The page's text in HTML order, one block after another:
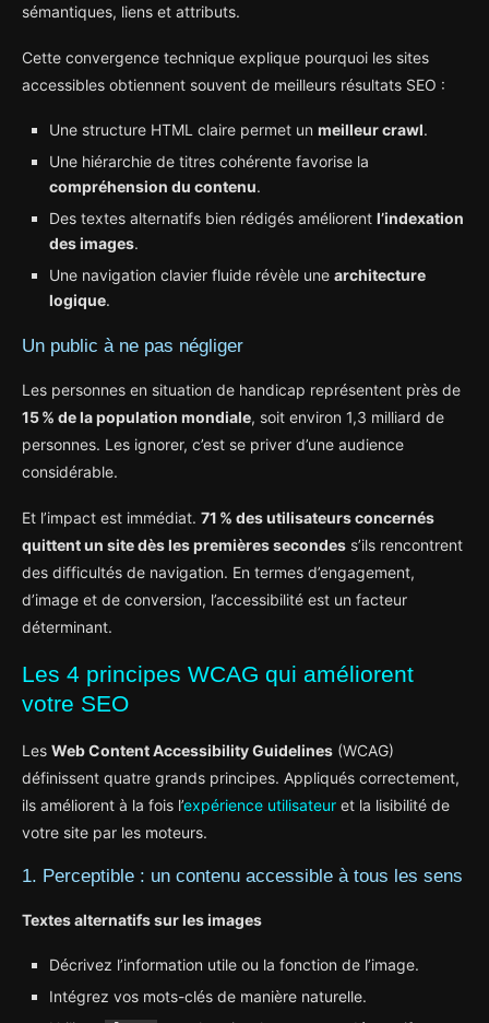
sémantiques, liens et attributs.
Cette convergence technique explique pourquoi les sites
accessibles obtiennent souvent de meilleurs résultats SEO :
Une structure HTML claire permet un meilleur crawl.
Une hiérarchie de titres cohérente favorise la
compréhension du contenu.
Des textes alternatifs bien rédigés améliorent l’indexation
des images.
Une navigation clavier fluide révèle une architecture
logique.
Un public à ne pas négliger
Les personnes en situation de handicap représentent près de
15 % de la population mondiale, soit environ 1,3 milliard de
personnes. Les ignorer, c’est se priver d’une audience
considérable.
Et l’impact est immédiat. 71 % des utilisateurs concernés
quittent un site dès les premières secondes s’ils rencontrent
des difficultés de navigation. En termes d’engagement,
d’image et de conversion, l’accessibilité est un facteur
déterminant.
Les 4 principes WCAG qui améliorent
votre SEO
Les Web Content Accessibility Guidelines (WCAG)
définissent quatre grands principes. Appliqués correctement,
ils améliorent à la fois l’expérience utilisateur et la lisibilité de
votre site par les moteurs.
1. Perceptible : un contenu accessible à tous les sens
Textes alternatifs sur les images
Décrivez l’information utile ou la fonction de l’image.
Intégrez vos mots-clés de manière naturelle.